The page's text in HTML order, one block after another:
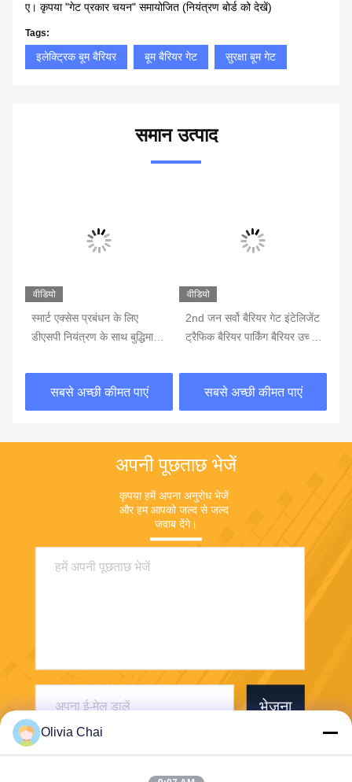
ए। कृपया "गेट प्रकार चयन" समायोजित (नियंत्रण बोर्ड को देखें)
Tags:
इलेक्ट्रिक बूम बैरियर बूम बैरियर गेट सुरक्षा बूम गेट
समान उत्पाद
वीडियो
स्मार्ट एक्सेस प्रबंधन के लिए
डीएसपी नियंत्रण के साथ बुद्धिमान
सबसे अच्छी कीमत पाएं
वीडियो
2nd जन सर्वो बैरियर गेट इंटेलिजेंट
ट्रैफिक बैरियर पार्किंग बैरियर उच्च-
सबसे अच्छी कीमत पाएं
अपनी पूछताछ भेजें
कृपया हमें अपना अनुरोध भेजें
और हम आपको जल्द से जल्द
जवाब देंगे।
भेजना
Olivia Chai